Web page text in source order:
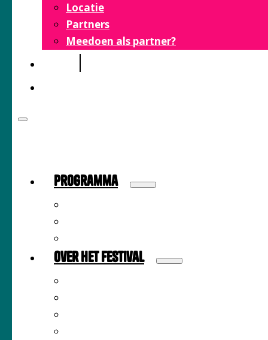
Locatie
Partners
Meedoen als partner?
Programma
Over het festival